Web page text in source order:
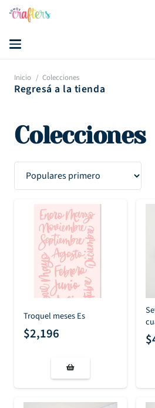
Inicio / Colecciones
Regresá a la tienda
Colecciones
Troquel meses Es
$2,196 $